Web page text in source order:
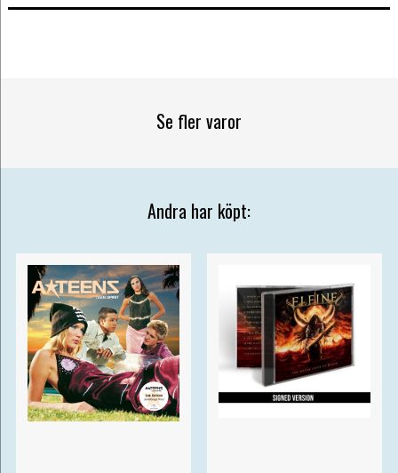
Se fler varor
Andra har köpt: